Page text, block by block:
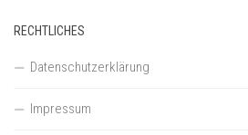
RECHTLICHES
Datenschutzerklärung
Impressum